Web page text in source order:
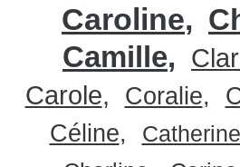
Caroline
Camille
Carole
Coralie
Céline
Catherine